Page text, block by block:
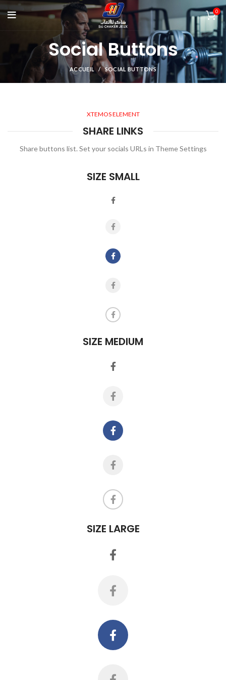
0
Social Buttons
ACCUEIL SOCIAL BUTTONS
XTEMOS ELEMENT
SHARE LINKS
Share buttons list. Set your socials URLs in Theme Settings
SIZE SMALL
SIZE MEDIUM
SIZE LARGE